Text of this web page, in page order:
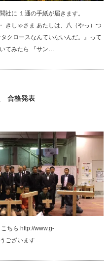
社に １通の手紙が届きます。
きしゃさま あたしは、八（やっ）つ
クロースなんていないんだ。』って
てみたら 『サン…
合格発表
ちら http://www.g-
ございます…